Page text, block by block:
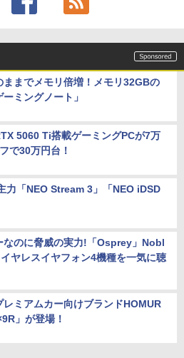
ままでメモリ倍増！メモリ32GBの
ーミングノート」
5060 Ti搭載ゲーミングPCが7万
で30万円台！
力「NEO Stream 3」「NEO iDSD
なのに脅威の実力!「Osprey」Nobl
ヤレスイヤフォン4機種を一気に聴
レミアムカー向けブランドHOMUR
」が登場！